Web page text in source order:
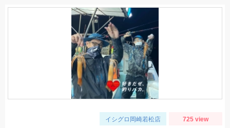
イシグロ岡崎若松店 725 view